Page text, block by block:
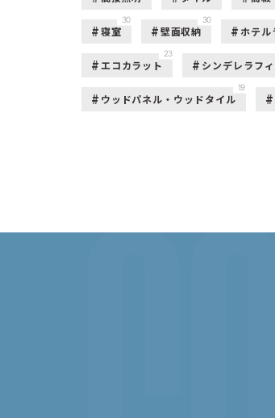
寝室
30
壁面収納
30
ホテル
エコカラット
23
シンデレラフ
ウッドパネル・ウッドタイル
19